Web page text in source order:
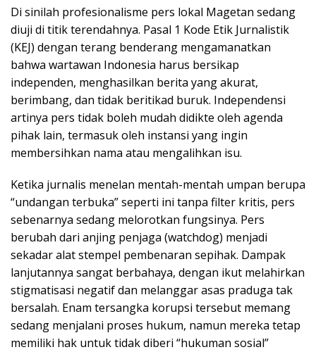
Di sinilah profesionalisme pers lokal Magetan sedang
diuji di titik terendahnya. Pasal 1 Kode Etik Jurnalistik
(KEJ) dengan terang benderang mengamanatkan
bahwa wartawan Indonesia harus bersikap
independen, menghasilkan berita yang akurat,
berimbang, dan tidak beritikad buruk. Independensi
artinya pers tidak boleh mudah didikte oleh agenda
pihak lain, termasuk oleh instansi yang ingin
membersihkan nama atau mengalihkan isu.
Ketika jurnalis menelan mentah-mentah umpan berupa
“undangan terbuka” seperti ini tanpa filter kritis, pers
sebenarnya sedang melorotkan fungsinya. Pers
berubah dari anjing penjaga (watchdog) menjadi
sekadar alat stempel pembenaran sepihak. Dampak
lanjutannya sangat berbahaya, dengan ikut melahirkan
stigmatisasi negatif dan melanggar asas praduga tak
bersalah. Enam tersangka korupsi tersebut memang
sedang menjalani proses hukum, namun mereka tetap
memiliki hak untuk tidak diberi “hukuman sosial”